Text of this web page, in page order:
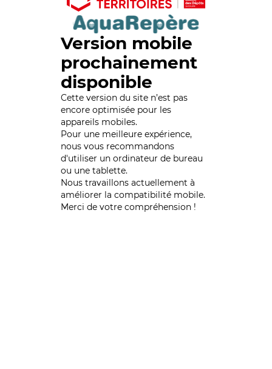
Version mobile
prochainement
disponible
Cette version du site n’est pas
encore optimisée pour les
appareils mobiles.
Pour une meilleure expérience,
nous vous recommandons
d'utiliser un ordinateur de bureau
ou une tablette.
Nous travaillons actuellement à
améliorer la compatibilité mobile.
Merci de votre compréhension !